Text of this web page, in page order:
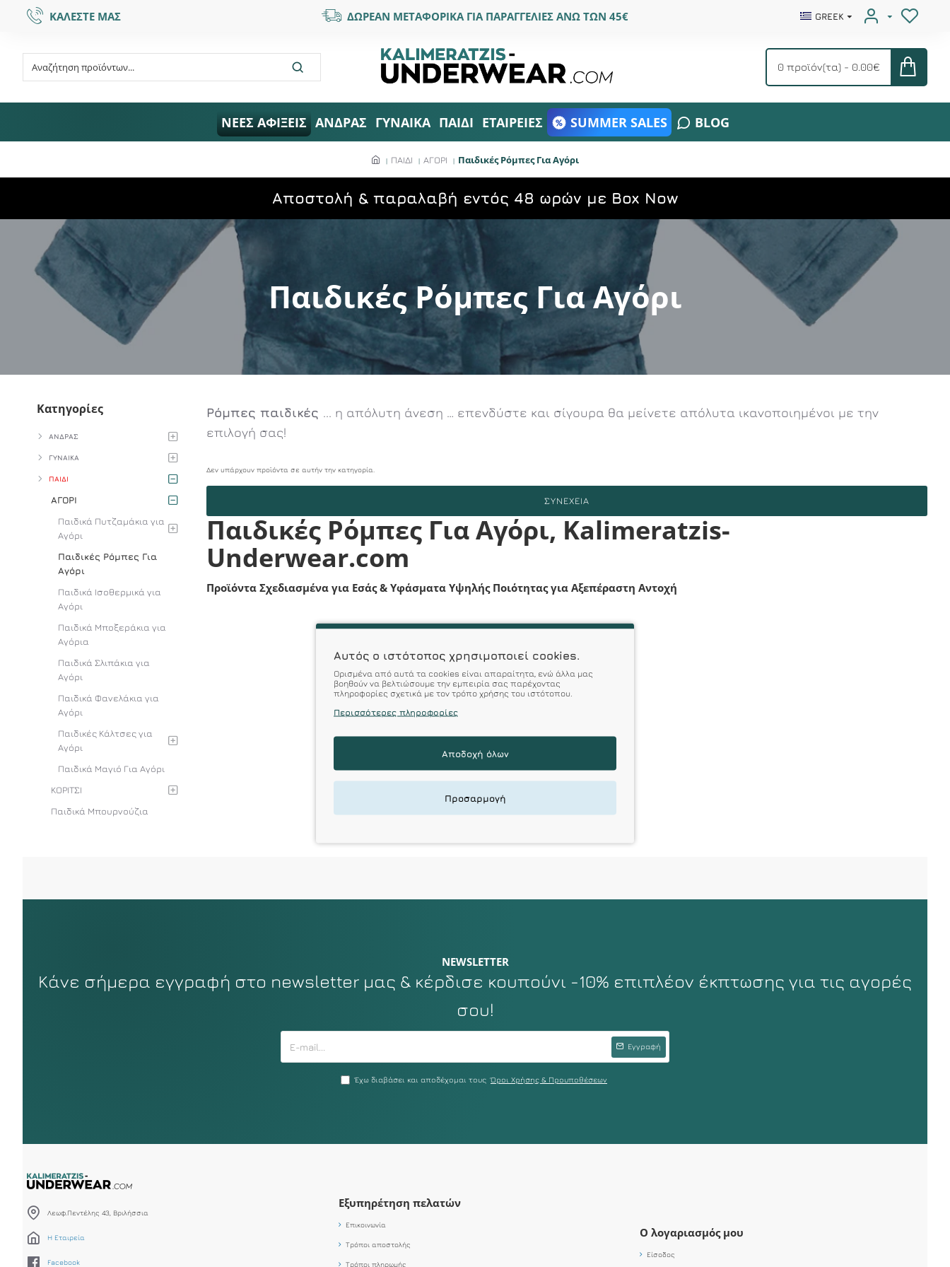
ΚΑΛΕΣΤΕ ΜΑΣ ΔΩΡΕΑΝ ΜΕΤΑΦΟΡΙΚΑ ΓΙΑ ΠΑΡΑΓΓΕΛΙΕΣ ΑΝΩ ΤΩΝ 45€ GREEK
0 προϊόν(τα) - 0.00€
ΝΕΕΣ ΑΦΙΞΕΙΣ ΑΝΔΡΑΣ ΓΥΝΑΙΚΑ ΠΑΙΔΙ ΕΤΑΙΡΕΙΕΣ SUMMER SALES BLOG
ΠΑΙΔΙ ΑΓΟΡΙ Παιδικές Ρόμπες Για Αγόρι
Aποστολή & παραλαβή εντός 48 ωρών με Box Now
Παιδικές Ρόμπες Για Αγόρι
Κατηγορίες
ΑΝΔΡΑΣ
ΓΥΝΑΙΚΑ
ΠΑΙΔΙ
ΑΓΟΡΙ
Παιδικά Πυτζαμάκια για
Αγόρι
Παιδικές Ρόμπες Για
Αγόρι
Παιδικά Ισοθερμικά για
Αγόρι
Παιδικά Μποξεράκια για
Αγόρια
Παιδικά Σλιπάκια για
Αγόρι
Παιδικά Φανελάκια για
Αγόρι
Παιδικές Kάλτσες για
Αγόρι
Παιδικά Μαγιό Για Αγόρι
ΚΟΡΙΤΣΙ
Παιδικά Μπουρνούζια
Ρόμπες παιδικές ... η απόλυτη άνεση … επενδύστε και σίγουρα θα μείνετε απόλυτα ικανοποιημένοι με την
επιλογή σας!
Δεν υπάρχουν προϊόντα σε αυτήν την κατηγορία.
ΣΥΝΈΧΕΙΑ
Παιδικές Ρόμπες Για Αγόρι, Kalimeratzis-
Underwear.com
Προϊόντα Σχεδιασμένα για Εσάς & Υφάσματα Υψηλής Ποιότητας για Αξεπέραστη Αντοχή
NEWSLETTER
Κάνε σήμερα εγγραφή στο newsletter μας & κέρδισε κουπούνι -10% επιπλέον έκπτωσης για τις αγορές
σου!
Εγγραφή
Έχω διαβάσει και αποδέχομαι τους Όροι Χρήσης & Προυποθέσεων
Λεωφ.Πεντέλης 43, Βριλήσσια
Η Εταιρεία
Facebook
Εξυπηρέτηση πελατών
Επικοινωνία
Τρόποι αποστολής
Τρόποι πληρωμής
Ο λογαριασμός μου
Είσοδος
Αυτός ο ιστότοπος χρησιμοποιεί cookies.
Ορισμένα από αυτά τα cookies είναι απαραίτητα, ενώ άλλα μας
βοηθούν να βελτιώσουμε την εμπειρία σας παρέχοντας
πληροφορίες σχετικά με τον τρόπο χρήσης του ιστότοπου.
Περισσότερες πληροφορίες
Αποδοχή όλων
Προσαρμογή